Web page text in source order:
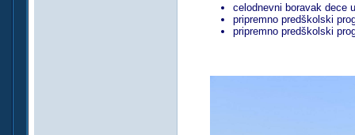
celodnevni boravak dece
pripremno predškolski
pripremno predškolski